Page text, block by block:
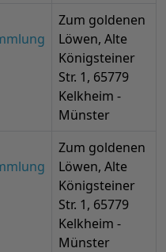
Zum goldenen
Löwen, Alte
Königsteiner
Str. 1, 65779
Kelkheim -
Münster
Zum goldenen
Löwen, Alte
Königsteiner
Str. 1, 65779
Kelkheim -
Münster